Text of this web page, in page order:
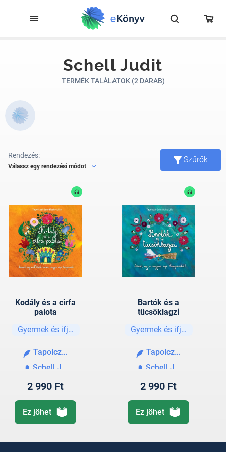
Schell Judit
TERMÉK TALÁLATOK (2 DARAB)
Rendezés:
Válassz egy rendezési módot
Szűrők
Kodály és a cirfa
palota
Gyermek és ifjúsági
Tapolczai-Zsuráfszky Lilla
Schell Judit
2 990 Ft
Ez jöhet
Bartók és a
tücsöklagzi
Gyermek és ifjúsági
Tapolczai-Zsuráfszky
Schell Judit
2 990 Ft
Ez jöhet